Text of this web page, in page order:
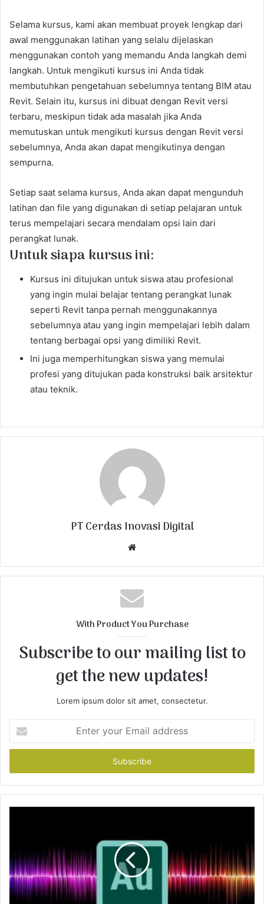
Selama kursus, kami akan membuat proyek lengkap dari
awal menggunakan latihan yang selalu dijelaskan
menggunakan contoh yang memandu Anda langkah demi
langkah. Untuk mengikuti kursus ini Anda tidak
membutuhkan pengetahuan sebelumnya tentang BIM atau
Revit. Selain itu, kursus ini dibuat dengan Revit versi
terbaru, meskipun tidak ada masalah jika Anda
memutuskan untuk mengikuti kursus dengan Revit versi
sebelumnya, Anda akan dapat mengikutinya dengan
sempurna.
Setiap saat selama kursus, Anda akan dapat mengunduh
latihan dan file yang digunakan di setiap pelajaran untuk
terus mempelajari secara mendalam opsi lain dari
perangkat lunak.
Untuk siapa kursus ini:
Kursus ini ditujukan untuk siswa atau profesional
yang ingin mulai belajar tentang perangkat lunak
seperti Revit tanpa pernah menggunakannya
sebelumnya atau yang ingin mempelajari lebih dalam
tentang berbagai opsi yang dimiliki Revit.
Ini juga memperhitungkan siswa yang memulai
profesi yang ditujukan pada konstruksi baik arsitektur
atau teknik.
PT Cerdas Inovasi Digital
b
s
i
With Product You Purchase
Subscribe to our mailing list to
get the new updates!
Lorem ipsum dolor sit amet, consectetur.
t
r
y
a
i
l
a